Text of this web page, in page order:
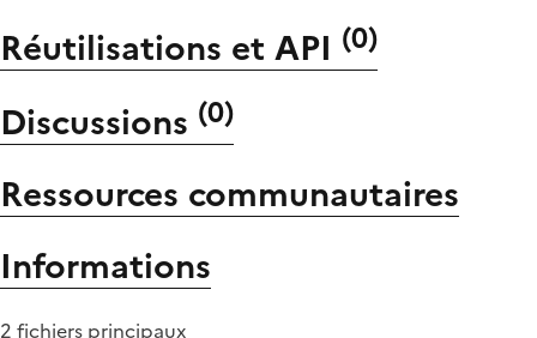
Réutilisations et API (0)
Discussions (0)
Ressources communautaires
Informations
2 fichiers principaux